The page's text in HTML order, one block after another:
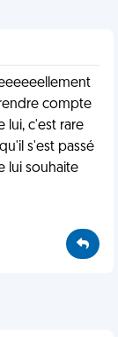
compte
lui, c'est rare
s'est passé
lui souhaite